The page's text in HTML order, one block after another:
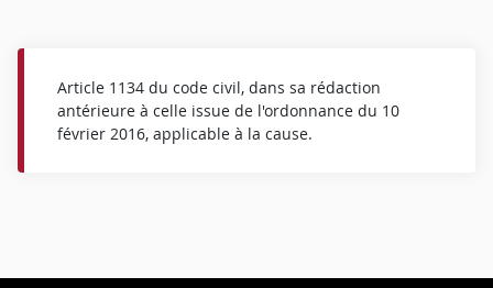
Article 1134 du code civil, dans sa rédaction
antérieure à celle issue de l'ordonnance du 10
février 2016, applicable à la cause.